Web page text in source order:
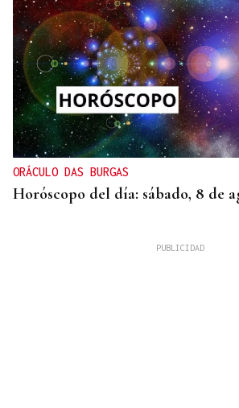
ORÁCULO DAS BURGAS
Horóscopo del día: sábado, 8 de